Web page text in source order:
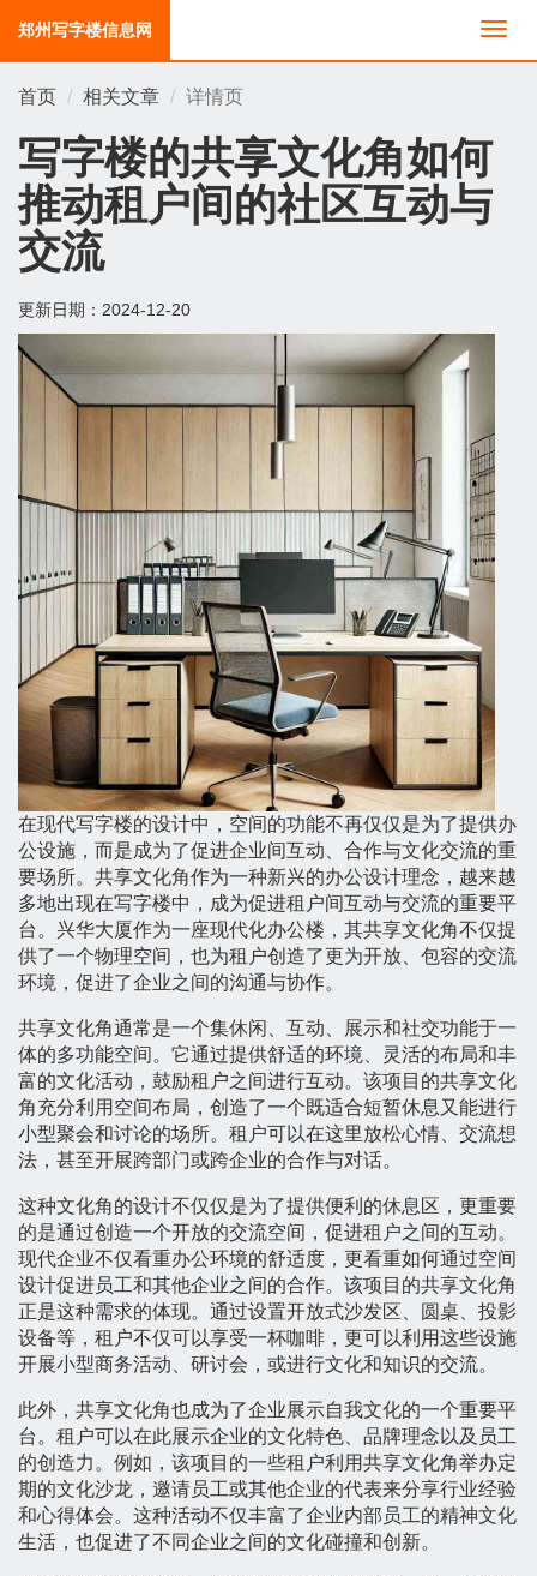
切
换
郑州写字楼信息网
首页 相关文章 详情页
写字楼的共享文化角如何
推动租户间的社区互动与
交流
更新日期： 2024-12-20
在现代写字楼的设计中，空间的功能不再仅仅是为了提供办
公设施，而是成为了促进企业间互动、合作与文化交流的重
要场所。共享文化角作为一种新兴的办公设计理念，越来越
多地出现在写字楼中，成为促进租户间互动与交流的重要平
台。兴华大厦作为一座现代化办公楼，其共享文化角不仅提
供了一个物理空间，也为租户创造了更为开放、包容的交流
环境，促进了企业之间的沟通与协作。
共享文化角通常是一个集休闲、互动、展示和社交功能于一
体的多功能空间。它通过提供舒适的环境、灵活的布局和丰
富的文化活动，鼓励租户之间进行互动。该项目的共享文化
角充分利用空间布局，创造了一个既适合短暂休息又能进行
小型聚会和讨论的场所。租户可以在这里放松心情、交流想
法，甚至开展跨部门或跨企业的合作与对话。
这种文化角的设计不仅仅是为了提供便利的休息区，更重要
的是通过创造一个开放的交流空间，促进租户之间的互动。
现代企业不仅看重办公环境的舒适度，更看重如何通过空间
设计促进员工和其他企业之间的合作。该项目的共享文化角
正是这种需求的体现。通过设置开放式沙发区、圆桌、投影
设备等，租户不仅可以享受一杯咖啡，更可以利用这些设施
开展小型商务活动、研讨会，或进行文化和知识的交流。
此外，共享文化角也成为了企业展示自我文化的一个重要平
台。租户可以在此展示企业的文化特色、品牌理念以及员工
的创造力。例如，该项目的一些租户利用共享文化角举办定
期的文化沙龙，邀请员工或其他企业的代表来分享行业经验
和心得体会。这种活动不仅丰富了企业内部员工的精神文化
生活，也促进了不同企业之间的文化碰撞和创新。